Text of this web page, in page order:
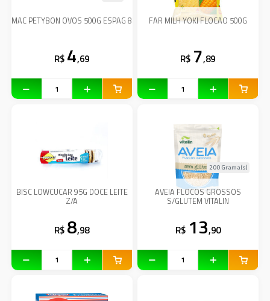
MAC PETYBON OVOS 500G ESPAG 8
R$ 4,69
FAR MILH YOKI FLOCAO 500G
R$ 7,89
BISC LOWCUCAR 95G DOCE LEITE
Z/A
R$ 8,98
AVEIA FLOCOS GROSSOS
S/GLUTEM VITALIN
200 Grama(s)
R$ 13,90